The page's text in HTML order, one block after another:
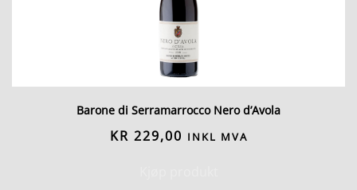
Barone di Serramarrocco Nero d’Avola
KR 229,00 INKL MVA